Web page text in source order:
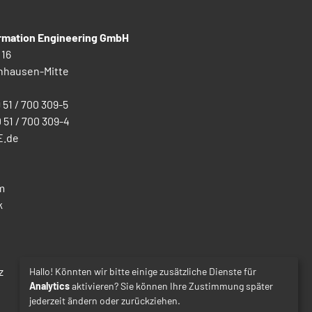
Engineering GmbH
Mitte
51 / 700 309-5
51 / 700 309-4
Hallo! Könnten wir bitte einige zusätzliche Dienste für
Analyticsaktivieren? Sie können Ihre Zustimmung später
jederzeit ändern oder zurückziehen.